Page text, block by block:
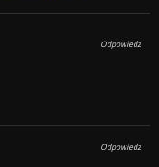
Odpowiedz
Odpowiedz